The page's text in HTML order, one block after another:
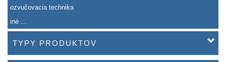
ozvučovacia technika
iné ...
TYPY PRODUKTOV